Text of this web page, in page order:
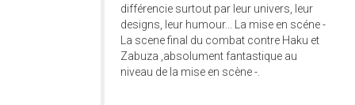
différencie surtout par leur univers, leur
designs, leur humour... La mise en scéne -
La scene final du combat contre Haku et
Zabuza ,absolument fantastique au
niveau de la mise en scène -.